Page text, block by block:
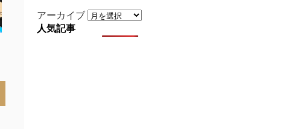
アーカイブ
人気記事